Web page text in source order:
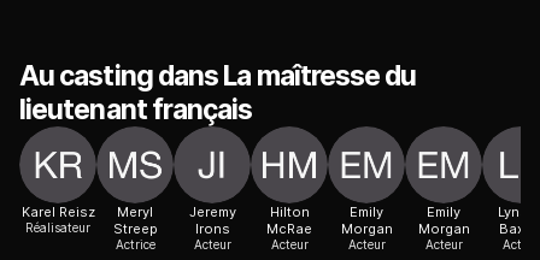
Au casting dans La maîtresse du
lieutenant français
Karel Reisz
Réalisateur
Meryl
Streep
Actrice
Jeremy
Irons
Acteur
Hilton
McRae
Acteur
Emily
Morgan
Acteur
Emily
Morgan
Acteur Acteur